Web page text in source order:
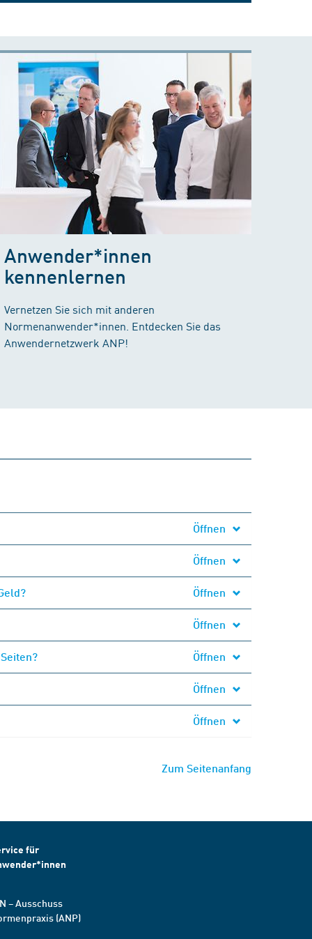
Anwender*innen
kennenlernen
Vernetzen Sie sich mit anderen
Normenanwender*innen. Entdecken Sie das
Anwendernetzwerk ANP!
Öffnen
Öffnen
Öffnen
Öffnen
Öffnen
Öffnen
Öffnen
Zum Seitenanfang
für
– Ausschuss
(ANP)